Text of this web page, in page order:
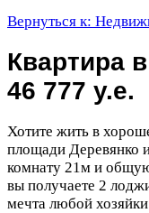
Вернуться к:
Квартира
46 777 у.е.
Хотите жить в
площади Деревянко
комнату 21м и
вы получаете 2
мечта любой